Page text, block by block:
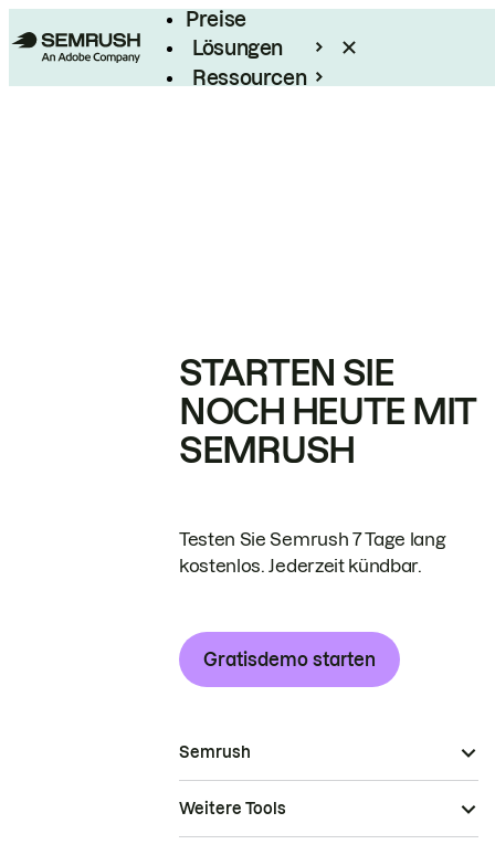
Preise
Lösungen
Ressourcen
STARTEN SIE
NOCH HEUTE MIT
SEMRUSH
Testen Sie Semrush 7 Tage lang
kostenlos. Jederzeit kündbar.
Gratisdemo starten
Semrush
Weitere Tools